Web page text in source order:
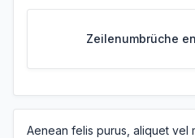
Zeilenumbrüche
Aenean felis purus, aliquet vel